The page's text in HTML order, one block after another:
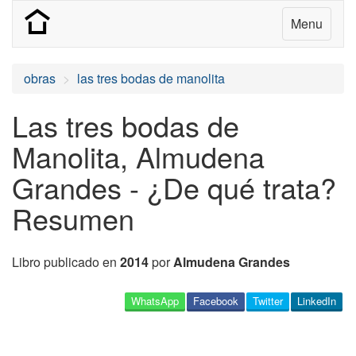
Menu
obras las tres bodas de manolita
Las tres bodas de
Manolita, Almudena
Grandes - ¿De qué trata?
Resumen
Libro publicado en 2014porAlmudena Grandes
LinkedIn
Twitter
Facebook
WhatsApp